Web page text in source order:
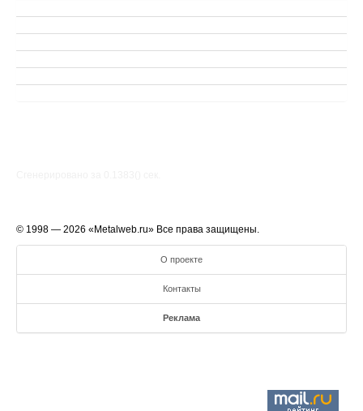
© 1998 — 2026 «Metalweb.ru» Все права защищены.
О проекте
Контакты
Реклама